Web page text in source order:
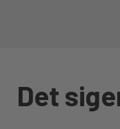
Det